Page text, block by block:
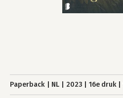
Paperback NL 2023 16e druk